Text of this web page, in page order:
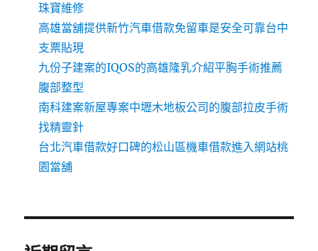
珠寶維修
高雄當舖提供新竹汽車借款免留車是安全可靠台中
支票貼現
九份子建案的IQOS的高雄隆乳介紹平胸手術推薦
腹部整型
南科建案新屋專案中壢木地板公司的腹部拉皮手術
找精靈針
台北汽車借款好口碑的松山區機車借款進入網站桃
園當舖